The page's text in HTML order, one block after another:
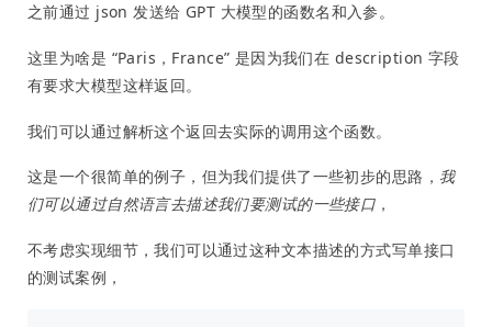
之前通过 json 发送给 GPT 大模型的函数名和入参。
这里为啥是 “Paris，France” 是因为我们在 description 字段
有要求大模型这样返回。
我们可以通过解析这个返回去实际的调用这个函数。
这是一个很简单的例子，但为我们提供了一些初步的思路， 我
们可以通过自然语言去描述我们要测试的一些接口 ，
不考虑实现细节，我们可以通过这种文本描述的方式写单接口
的测试案例，